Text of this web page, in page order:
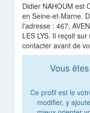
Didier NAHOUM est
en Seine-et-Marne.
l'adresse : 467,
LES LYS. Il reçoit
contacter avant de
Vous
Ce profil est le
modifier, y